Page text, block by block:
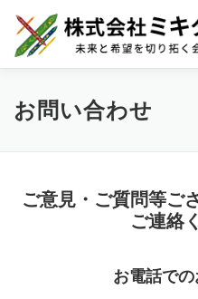
ホーム 事業コンテンツ
お問い合わせ
ご意見・ご質問等ご
ご連絡
お電話で